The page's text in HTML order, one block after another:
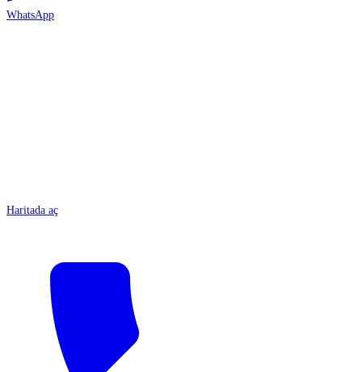
WhatsApp
Haritada aç